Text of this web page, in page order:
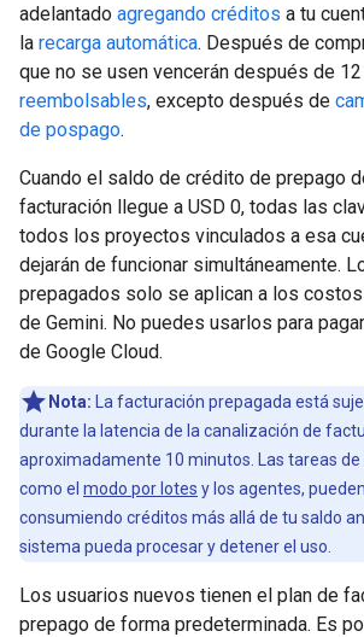
adelantado agregando créditos a tu
la recarga automática. Después de
que no se usen vencerán después de
reembolsables, excepto después de
de pospago.
Cuando el saldo de crédito de prepago
facturación llegue a USD 0, todas las
todos los proyectos vinculados a esa
dejarán de funcionar simultáneamente.
prepagados solo se aplican a los
de Gemini. No puedes usarlos para
de Google Cloud.
Nota: La facturación prepagada está
durante la latencia de la canalización de
aproximadamente 10 minutos. Las tareas de
como el modo por lotes y los agentes,
consumiendo créditos más allá de tu saldo
sistema pueda procesar y detener el uso.
Los usuarios nuevos tienen el plan de
prepago de forma predeterminada. Es